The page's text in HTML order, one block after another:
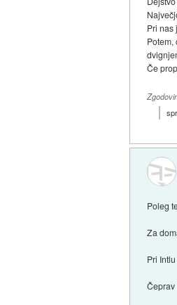
Pri nas
Potem,
Če
Poleg
Za
Pri